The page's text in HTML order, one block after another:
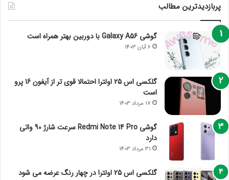
پربازدیدترین مطالب
گوشی Galaxy A56 با دوربین بهتر همراه است
6 آبان 1403
گلکسی اس 25 اولترا احتمالا قوی تر از آیفون 16 پرو
است
17 مرداد 1403
گوشی Redmi Note 14 Pro سرعت شارژ 90 واتی
دارد
31 مرداد 1403
گلکسی اس 25 اولترا در چهار رنگ عرضه می شود